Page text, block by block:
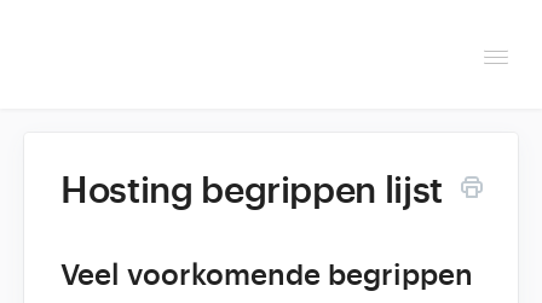
Helpdesk
Optimaliseren & debuggen
Hosting begrippen lijst
Veel voorkomende begrippen